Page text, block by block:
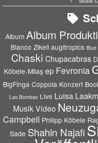
Album Album
Blanco Zikeli augitropics Blue
Chaski Chupacabras
Köbele-Milaş ep Fevronia
BigFinga Coppola Konzert
Las Bombas Live Luisa
Musik Video
Campbell Philipp Köbele
Sade Shahin Najafi